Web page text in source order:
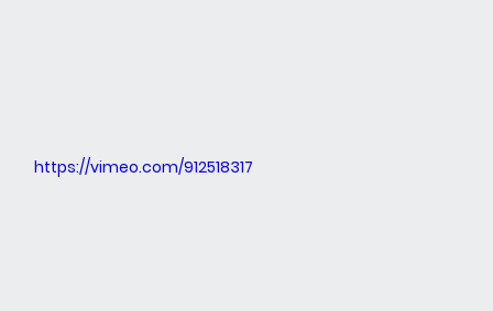
https://vimeo.com/912518317